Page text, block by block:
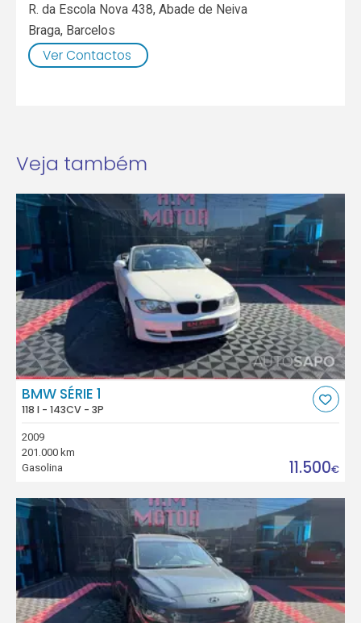
R. da Escola Nova 438, Abade de Neiva
Braga, Barcelos
Ver Contactos
Veja também
BMW SÉRIE 1
118 I - 143CV - 3P
2009
201.000 km
Gasolina
11.500€